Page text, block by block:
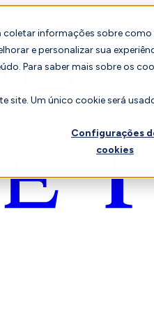
coletar informações sobre
e personalizar sua
Para saber mais sobre os
site. Um único cookie será
Configurações
cookies